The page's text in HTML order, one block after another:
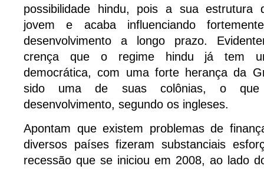
possibilidade hindu, pois a sua estrutura
jovem e acaba influenciando
desenvolvimento a longo prazo.
crença que o regime hindu já tem
democrática, com uma forte herança da
sido uma de suas colônias, o
desenvolvimento, segundo os ingleses.
Apontam que existem problemas de
diversos países fizeram substanciais
recessão que se iniciou em 2008, ao lado